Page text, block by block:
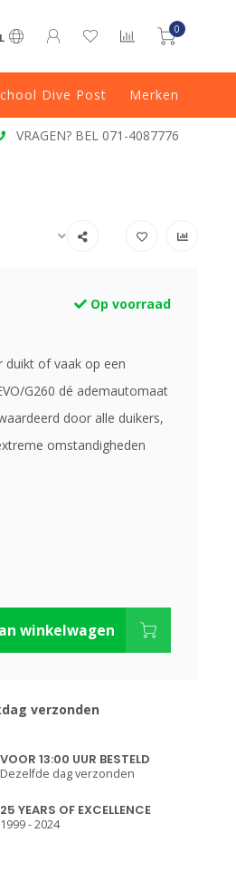
0
Dive Post Merken
BEL 071-4087776
Op voorraad
duikt of vaak op een
G260 dé ademautomaat
door alle duikers,
omstandigheden
winkelwagen
verzonden
VOOR 13:00 UUR BESTELD
Dezelfde dag verzonden
25 YEARS OF EXCELLENCE
1999 - 2024